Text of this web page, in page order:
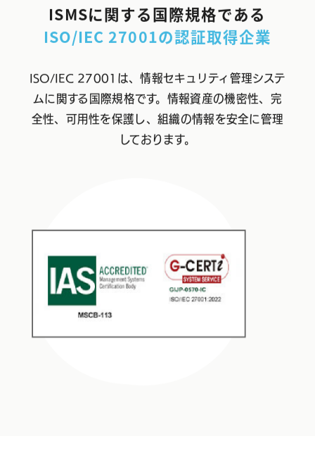
ISMSに関する国際規格である
ISO/IEC 27001の認証取得企業
ISO/IEC 27001は、情報セキュリティ管理システ
ムに関する国際規格です。情報資産の機密性、完
全性、可用性を保護し、組織の情報を安全に管理
しております。